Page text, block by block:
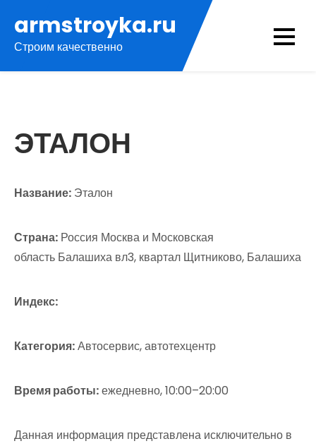
содержимому
armstroyka.ru
Строим качественно
ЭТАЛОН
Название: Эталон
Страна: Россия Москва и Московская
область Балашиха вл3, квартал Щитниково, Балашиха
Индекс:
Категория:Автосервис, автотехцентр
Время работы:ежедневно, 10:00–20:00
Данная информация представлена исключительно в